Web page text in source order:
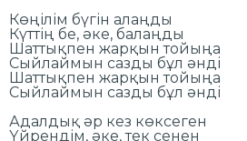
Көңілім бүгін алаңды
Күттің бе, әке, балаңды
Шаттықпен жарқын тойыңа
Сыйлаймын сазды бұл әнді
Шаттықпен жарқын тойыңа
Сыйлаймын сазды бұл әнді
Адалдық әр кез көксеген
Үйрендім, әке, тек сенен